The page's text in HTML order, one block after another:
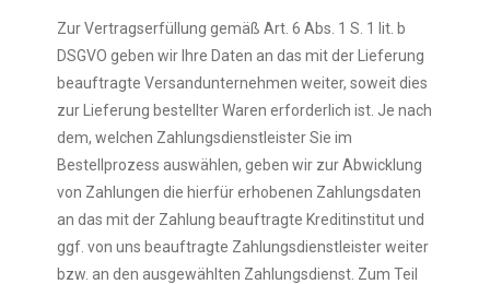
Zur Vertragserfüllung gemäß Art. 6 Abs. 1 S. 1 lit. b
DSGVO geben wir Ihre Daten an das mit der Lieferung
beauftragte Versandunternehmen weiter, soweit dies
zur Lieferung bestellter Waren erforderlich ist. Je nach
dem, welchen Zahlungsdienstleister Sie im
Bestellprozess auswählen, geben wir zur Abwicklung
von Zahlungen die hierfür erhobenen Zahlungsdaten
an das mit der Zahlung beauftragte Kreditinstitut und
ggf. von uns beauftragte Zahlungsdienstleister weiter
bzw. an den ausgewählten Zahlungsdienst. Zum Teil